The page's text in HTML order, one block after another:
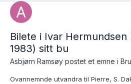
Bilete i Ivar Hermundsen
1983) sitt bu
Asbjørn Ramsøy postet et emne i
Ovannemnde utvandra til Pierre, S.